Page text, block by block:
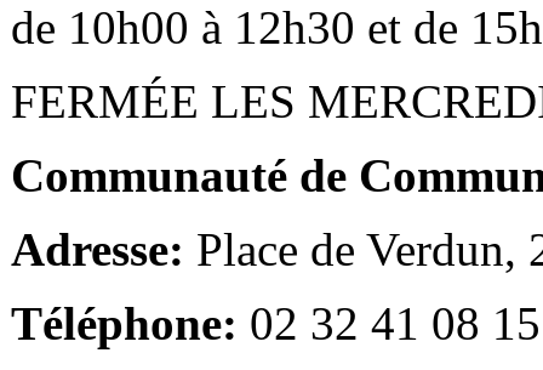
de 10h00 à 12h30 et de
FERMÉE LES
Communauté de
Adresse: Place de Verdun,
Téléphone: 02 32 41 08 15